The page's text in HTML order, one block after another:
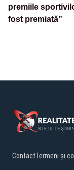
premiile
fost premiată”
ContactTermeni și